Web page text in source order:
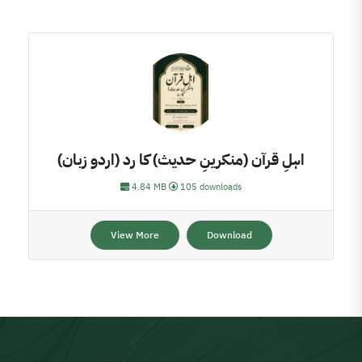
اہلِ قرآن (منکرینِ حدیث) کا رد (اردو زبان)
4.84 MB 105 downloads
View More Download